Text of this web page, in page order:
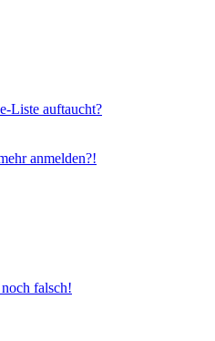
Liste auftaucht?
anmelden?!
falsch!